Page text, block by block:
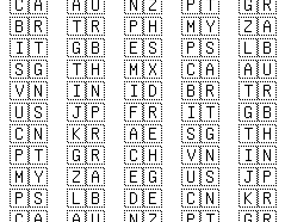
🇨🇦
🇦🇺 🇳🇿 🇵🇹 🇬🇷
🇧🇷
🇹🇷 🇵🇭 🇲🇾 🇿🇦
🇮🇹
🇬🇧 🇪🇸 🇵🇸 🇱🇧
🇸🇬
🇹🇭 🇲🇽 🇨🇦 🇦🇺
🇻🇳
🇮🇳 🇮🇩 🇧🇷 🇹🇷
🇺🇸
🇯🇵 🇫🇷 🇮🇹 🇬🇧
🇨🇳
🇰🇷 🇦🇪 🇸🇬 🇹🇭
🇵🇹
🇬🇷 🇨🇭 🇻🇳 🇮🇳
🇲🇾
🇿🇦 🇪🇬 🇺🇸 🇯🇵
🇵🇸
🇱🇧 🇩🇪 🇨🇳 🇰🇷